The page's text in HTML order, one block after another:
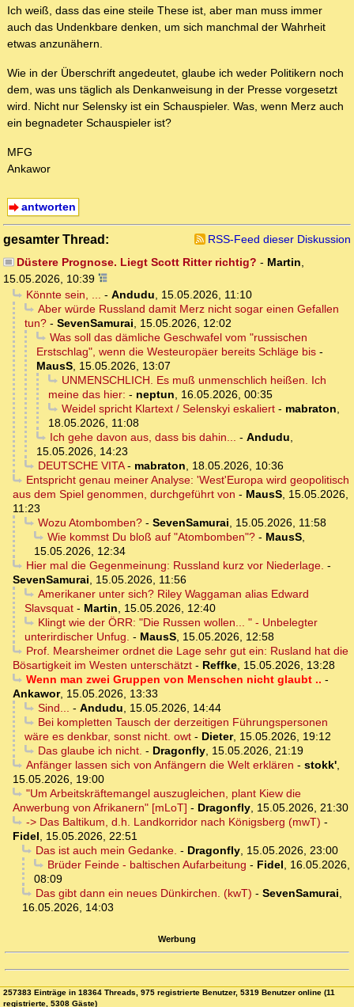
Ich weiß, dass das eine steile These ist, aber man muss immer
auch das Undenkbare denken, um sich manchmal der Wahrheit
etwas anzunähern.
Wie in der Überschrift angedeutet, glaube ich weder Politikern noch
dem, was uns täglich als Denkanweisung in der Presse vorgesetzt
wird. Nicht nur Selensky ist ein Schauspieler. Was, wenn Merz auch
ein begnadeter Schauspieler ist?
MFG
Ankawor
antworten
gesamter Thread:
RSS-Feed dieser Diskussion
Düstere Prognose. Liegt Scott Ritter richtig? - Martin,
15.05.2026, 10:39
Könnte sein, ... - Andudu, 15.05.2026, 11:10
Aber würde Russland damit Merz nicht sogar einen Gefallen
tun? - SevenSamurai, 15.05.2026, 12:02
Was soll das dämliche Geschwafel vom "russischen
Erstschlag", wenn die Westeuropäer bereits Schläge bis -
MausS, 15.05.2026, 13:07
UNMENSCHLICH. Es muß unmenschlich heißen. Ich
meine das hier: - neptun, 16.05.2026, 00:35
Weidel spricht Klartext / Selenskyi eskaliert- mabraton,
18.05.2026, 11:08
Ich gehe davon aus, dass bis dahin... - Andudu,
15.05.2026, 14:23
DEUTSCHE VITA- mabraton, 18.05.2026, 10:36
Entspricht genau meiner Analyse: 'West'Europa wird geopolitisch
aus dem Spiel genommen, durchgeführt von - MausS, 15.05.2026,
11:23
Wozu Atombomben?- SevenSamurai, 15.05.2026, 11:58
Wie kommst Du bloß auf "Atombomben"?- MausS,
15.05.2026, 12:34
Hier mal die Gegenmeinung: Russland kurz vor Niederlage. -
SevenSamurai, 15.05.2026, 11:56
Amerikaner unter sich? Riley Waggaman alias Edward
Slavsquat - Martin, 15.05.2026, 12:40
Klingt wie der ÖRR: "Die Russen wollen... " - Unbelegter
unterirdischer Unfug. - MausS, 15.05.2026, 12:58
Prof. Mearsheimer ordnet die Lage sehr gut ein: Rusland hat die
Bösartigkeit im Westen unterschätzt - Reffke, 15.05.2026, 13:28
Wenn man zwei Gruppen von Menschen nicht glaubt .. -
Ankawor, 15.05.2026, 13:33
Sind... - Andudu, 15.05.2026, 14:44
Bei kompletten Tausch der derzeitigen Führungspersonen
wäre es denkbar, sonst nicht. owt - Dieter, 15.05.2026, 19:12
Das glaube ich nicht. - Dragonfly, 15.05.2026, 21:19
Anfänger lassen sich von Anfängern die Welt erklären - stokk',
15.05.2026, 19:00
"Um Arbeitskräftemangel auszugleichen, plant Kiew die
Anwerbung von Afrikanern" [mLoT] - Dragonfly, 15.05.2026, 21:30
-> Das Baltikum, d.h. Landkorridor nach Königsberg (mwT) -
Fidel, 15.05.2026, 22:51
Das ist auch mein Gedanke. - Dragonfly, 15.05.2026, 23:00
Brüder Feinde - baltischen Aufarbeitung - Fidel, 16.05.2026,
08:09
Das gibt dann ein neues Dünkirchen. (kwT) - SevenSamurai,
16.05.2026, 14:03
Werbung
257383 Einträge in 18364 Threads, 975 registrierte Benutzer, 5319 Benutzer online (11
registrierte, 5308 Gäste)